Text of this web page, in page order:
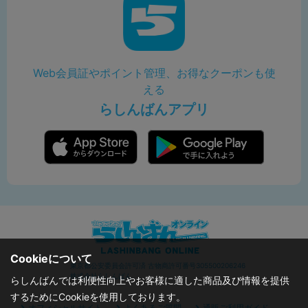
Web会員証やポイント管理、お得なクーポンも使
える
らしんばんアプリ
東京都公安委員会許可済 古物商許可番号305500206246
株式会社らしんばん
Cookieについて
らしんばんでは利便性向上やお客様に適した商品及び情報を提供
するためにCookieを使用しております。